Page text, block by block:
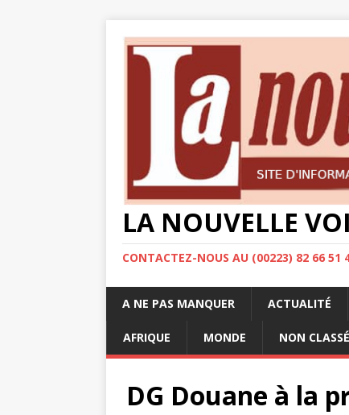
LA NOUVELLE
CONTACTEZ-NOUS AU (00223) 82 66 51
A NE PAS MANQUER ACTUALITÉ
AFRIQUE MONDE NON CLASSÉ
DG Douane à la